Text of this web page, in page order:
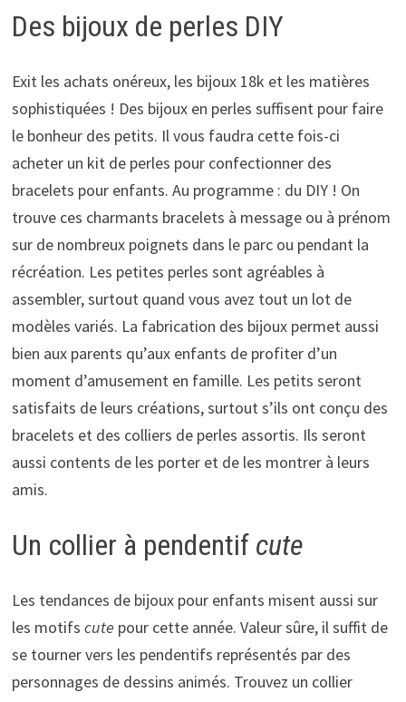
Des bijoux de perles DIY
Exit les achats onéreux, les bijoux 18k et les matières
sophistiquées ! Des bijoux en perles suffisent pour faire
le bonheur des petits. Il vous faudra cette fois-ci
acheter un kit de perles pour confectionner des
bracelets pour enfants. Au programme : du DIY ! On
trouve ces charmants bracelets à message ou à prénom
sur de nombreux poignets dans le parc ou pendant la
récréation. Les petites perles sont agréables à
assembler, surtout quand vous avez tout un lot de
modèles variés. La fabrication des bijoux permet aussi
bien aux parents qu’aux enfants de profiter d’un
moment d’amusement en famille. Les petits seront
satisfaits de leurs créations, surtout s’ils ont conçu des
bracelets et des colliers de perles assortis. Ils seront
aussi contents de les porter et de les montrer à leurs
amis.
Un collier à pendentif cute
Les tendances de bijoux pour enfants misent aussi sur
les motifs cute pour cette année. Valeur sûre, il suffit de
se tourner vers les pendentifs représentés par des
personnages de dessins animés. Trouvez un collier